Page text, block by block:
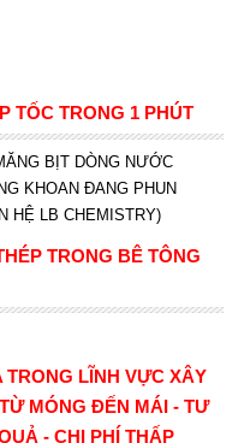
TỐC TRONG 1 PHÚT
BỊT DÒNG NƯỚC
KHOAN ĐANG PHUN
HỆ LB CHEMISTRY)
TRONG BÊ TÔNG
TRONG LĨNH VỰC XÂY
MÓNG ĐẾN MÁI - TƯ
- CHI PHÍ THẤP